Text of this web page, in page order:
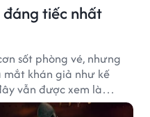
đáng tiếc nhất
sốt phòng vé, nhưng
khán giả như kế
vẫn được xem là
của màn ảnh Hoa ngữ.